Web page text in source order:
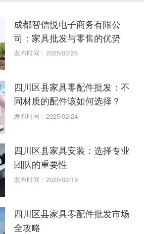
成都智信悦电子商务有限公
司：家具批发与零售的优势
发布时间：2025/02/25
四川区县家具零配件批发：不
同材质的配件该如何选择？
发布时间：2025/02/24
四川区县家具安装：选择专业
团队的重要性
发布时间：2025/02/19
四川区县家具零配件批发市场
全攻略